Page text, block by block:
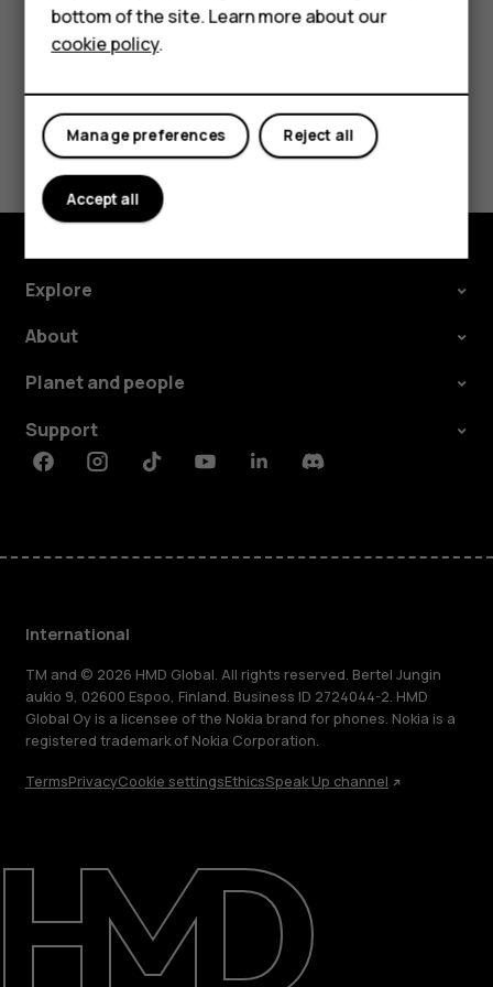
For business
Tablets
Repair, reuse, recycle
Sustainability
Support
International
Did you find this helpful?
Yes No
Explore
About
Planet and people
Support
FacebookInstagramTiktokYoutubeLinkedinDiscord
International
TM and © 2026 HMD Global. All rights reserved. Bertel Jungin
aukio 9, 02600 Espoo, Finland. Business ID 2724044-2. HMD
Global Oy is a licensee of the Nokia brand for phones. Nokia is a
registered trademark of Nokia Corporation.
TermsPrivacyCookie settingsEthicsSpeak Up channel
bottom of the site. Learn more about our
cookie policy.
Reject all
Manage preferences
Accept all